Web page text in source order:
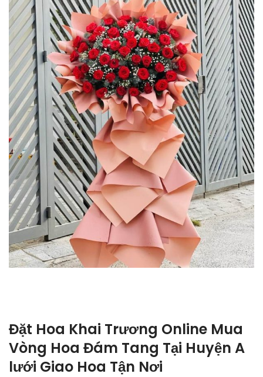
Đặt Hoa Khai Trương Online Mua
Vòng Hoa Đám Tang Tại Huyện A
lưới Giao Hoa Tận Nơi